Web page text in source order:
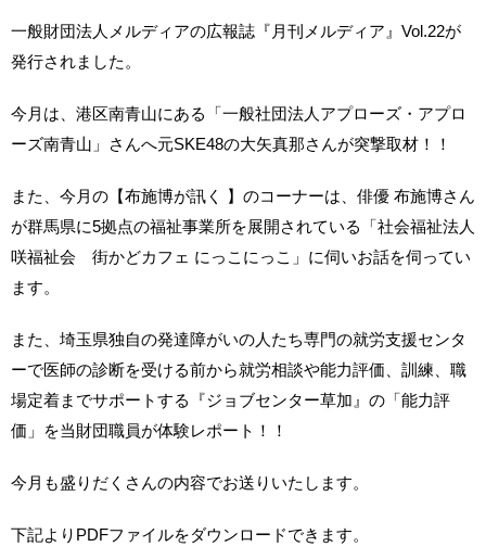
一般財団法人メルディアの広報誌『月刊メルディア』Vol.22が
発行されました。
今月は、港区南青山にある「一般社団法人アプローズ・アプロ
ーズ南青山」さんへ元SKE48の大矢真那さんが突撃取材！！
また、今月の【布施博が訊く 】のコーナーは、俳優 布施博さん
が群馬県に5拠点の福祉事業所を展開されている「社会福祉法人
咲福祉会 街かどカフェ にっこにっこ」に伺いお話を伺ってい
ます。
また、埼玉県独自の発達障がいの人たち専門の就労支援センタ
ーで医師の診断を受ける前から就労相談や能力評価、訓練、職
場定着までサポートする『ジョブセンター草加』の「能力評
価」を当財団職員が体験レポート！！
今月も盛りだくさんの内容でお送りいたします。
下記よりPDFファイルをダウンロードできます。